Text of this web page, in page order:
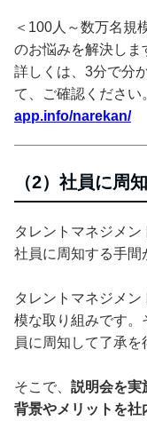
＜100人～数万名規
のお悩みを解決しま
詳しくは、3分で分
て、ご確認ください
app.info/narekan/
（2）社員に周
タレントマネジメ
社員に周知する手間
タレントマネジメ
模な取り組みです。
員に周知して了承を
そこで、 説明会を実
背景やメリットを社